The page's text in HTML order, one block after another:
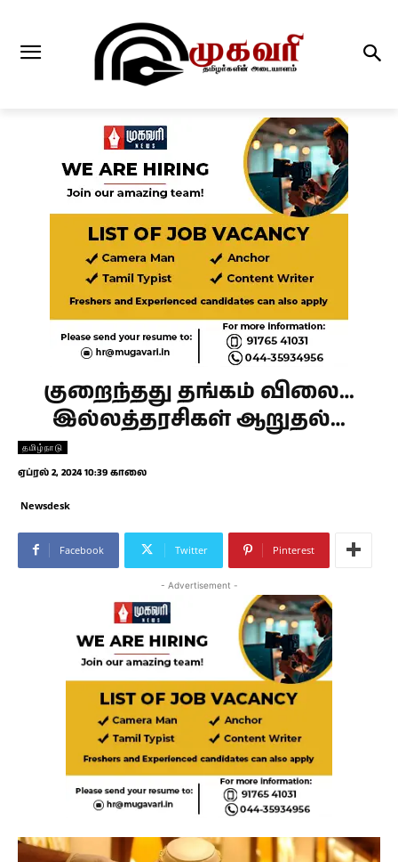
குறைந்தது தங்கம் விலை…
இல்லத்தரசிகள் ஆறுதல்…
தமிழ்நாடு
ஏப்ரல் 2, 2024 10:39 காலை
Newsdesk
Facebook Twitter Pinterest
- Advertisement -